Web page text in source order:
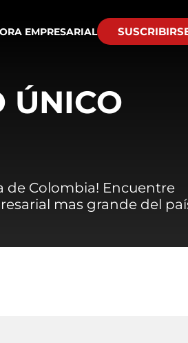
EMPRESARIAL
ÚNICO
de Colombia! Encuentre
mas grande del